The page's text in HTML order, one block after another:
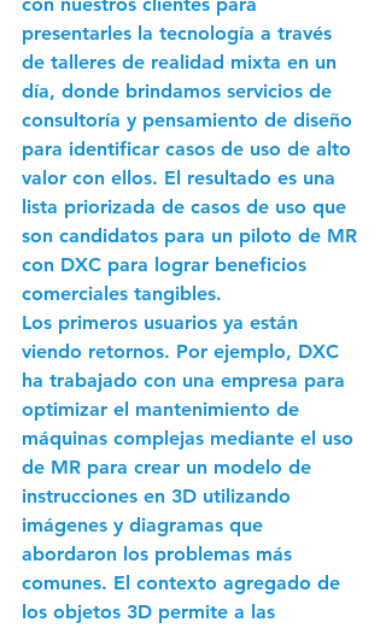
presentarles la tecnología a través
de talleres de realidad mixta en un
día, donde brindamos servicios de
consultoría y pensamiento de diseño
para identificar casos de uso de alto
valor con ellos. El resultado es una
lista priorizada de casos de uso que
son candidatos para un piloto de MR
con DXC para lograr beneficios
comerciales tangibles.
Los primeros usuarios ya están
viendo retornos. Por ejemplo, DXC
ha trabajado con una empresa para
optimizar el mantenimiento de
máquinas complejas mediante el uso
de MR para crear un modelo de
instrucciones en 3D utilizando
imágenes y diagramas que
abordaron los problemas más
comunes. El contexto agregado de
los objetos 3D permite a las